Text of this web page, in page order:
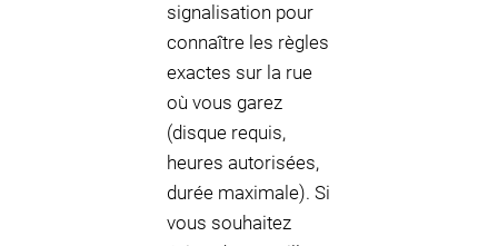
signalisation pour
connaître les règles
exactes sur la rue
où vous garez
(disque requis,
heures autorisées,
durée maximale). Si
vous souhaitez